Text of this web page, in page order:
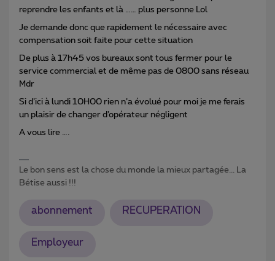
reprendre les enfants et là …… plus personne Lol
Je demande donc que rapidement le nécessaire avec
compensation soit faite pour cette situation
De plus à 17h45 vos bureaux sont tous fermer pour le
service commercial et de même pas de 0800 sans réseau
Mdr
Si d’ici à lundi 10H00 rien n’a évolué pour moi je me ferais
un plaisir de changer d’opérateur négligent
A vous lire ….
Le bon sens est la chose du monde la mieux partagée... La
Bétise aussi !!!
abonnement RECUPERATION
Employeur